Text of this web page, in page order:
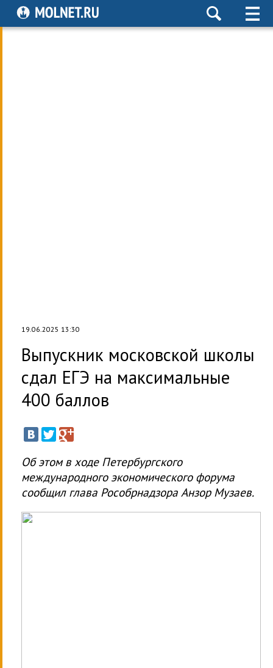
19.06.2025 13:30
Выпускник московской школы
сдал ЕГЭ на максимальные
400 баллов
Об этом в ходе Петербургского
международного экономического форума
сообщил глава Рособрнадзора Анзор Музаев.